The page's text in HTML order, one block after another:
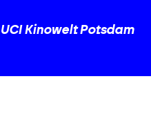
UCI Kinowelt Potsdam